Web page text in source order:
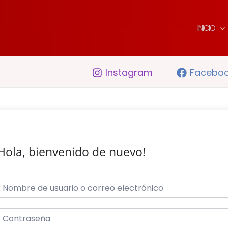
INICIO
Instagram
bienvenido de nuevo!